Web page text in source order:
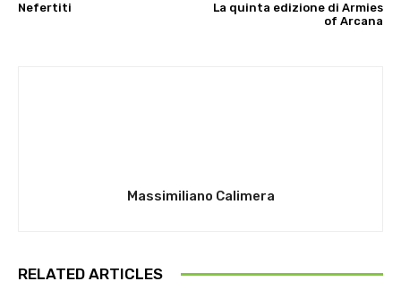
Nefertiti
La quinta edizione di Armies
of Arcana
Massimiliano Calimera
RELATED ARTICLES